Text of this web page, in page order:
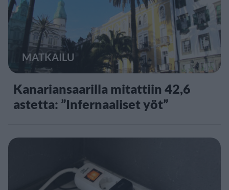
MATKAILU
Kanariansaarilla mitattiin 42,6
astetta: ”Infernaaliset yöt”